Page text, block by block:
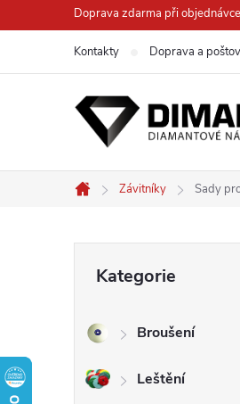
na
Doprava zdarma při
Kontakty Doprava a
Domů
Závitníky Sady
s
kategorie
Kategorie
Broušení
Leštění